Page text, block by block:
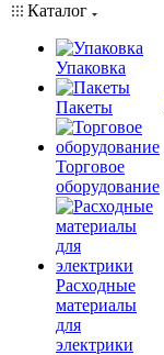
Каталог
Упаковка
Пакеты
Торговое
оборудование
Расходные
материалы
для
электрики